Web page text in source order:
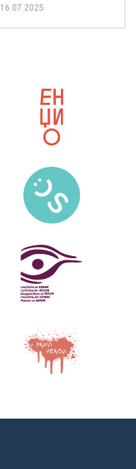
16.07.2025